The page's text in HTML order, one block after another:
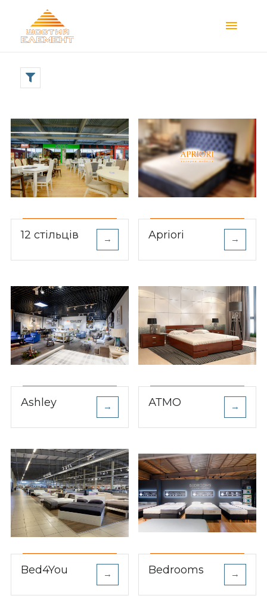
Main
12 стільців → Apriori →
Ashley → АТМО →
Bed4You → Bedrooms →